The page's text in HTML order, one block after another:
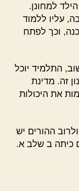
למחונן.
עליו ללמוד
וכך לפתח
התלמיד יוכל
זה. מדינת
את היכולות
ההורים יש
כיתה ב שלב א.